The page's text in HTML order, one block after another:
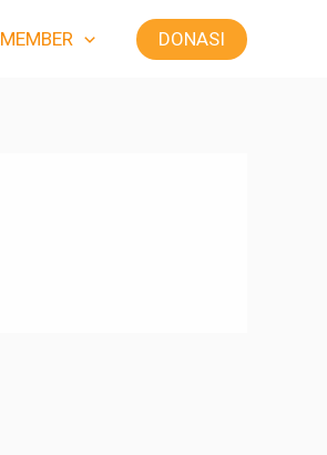
MEMBER DONASI